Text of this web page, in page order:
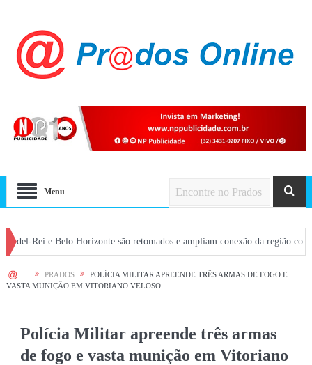
Menu
e Belo Horizonte são retomados e ampliam conexão da região com a capital
HOME PRADOS
POLÍCIA MILITAR APREENDE TRÊS ARMAS DE FOGO E
VASTA MUNIÇÃO EM VITORIANO VELOSO
Polícia Militar apreende três armas
de fogo e vasta munição em Vitoriano